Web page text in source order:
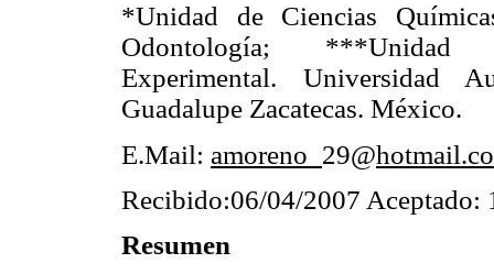
*Unidad de Ciencias
Odontología;
Experimental. Universidad
Guadalupe Zacatecas. México.
E.Mail: amoreno_ 29@
Recibido:06/04/2007 Aceptado:
Resumen